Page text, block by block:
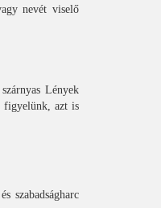
nevét viselő
Lények
figyelünk, azt is
szabadságharc